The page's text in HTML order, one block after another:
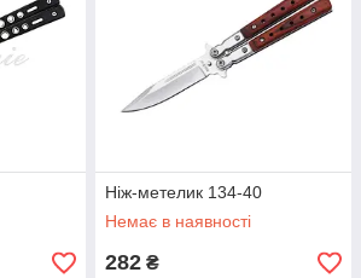
Ніж-метелик 134-40
Немає в наявності
282 ₴